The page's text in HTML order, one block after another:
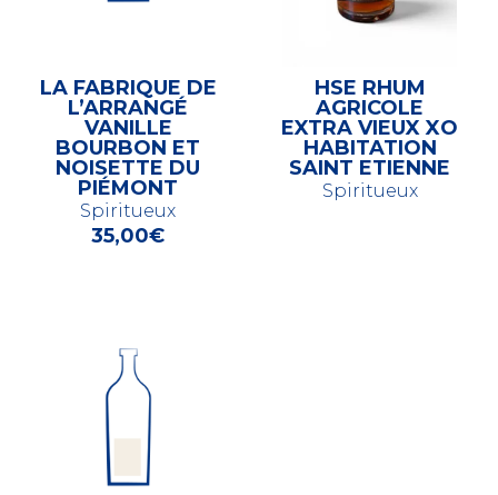
LA FABRIQUE DE
L’ARRANGÉ
VANILLE
BOURBON ET
NOISETTE DU
PIÉMONT
Spiritueux
35,00€
HSE RHUM
AGRICOLE
EXTRA VIEUX XO
HABITATION
SAINT ETIENNE
Spiritueux